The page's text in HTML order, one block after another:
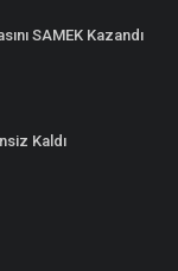
SAMEK Kazandı
Kaldı